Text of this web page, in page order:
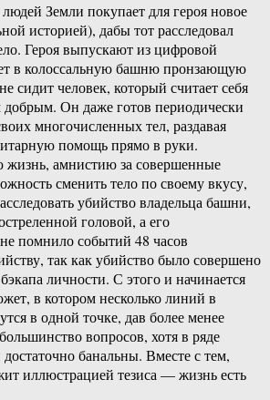
Земли покупает для героя новое
историей), дабы тот расследовал
Героя выпускают из цифровой
в колоссальную башню пронзающую
сидит человек, который считает себя
Он даже готов периодически
многочисленных тел, раздавая
помощь прямо в руки.
жизнь, амнистию за совершенные
сменить тело по своему вкусу,
убийство владельца башни,
головой, а его
помнило событий 48 часов
так как убийство было совершено
личности. С этого и начинается
в котором несколько линий в
в одной точке, дав более менее
вопросов, хотя в ряде
банальны. Вместе с тем,
иллюстрацией тезиса — жизнь есть